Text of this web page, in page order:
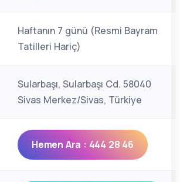
Haftanın 7 günü (Resmi Bayram
Tatilleri Hariç)
Sularbaşı, Sularbaşı Cd. 58040
Sivas Merkez/Sivas, Türkiye
Hemen Ara : 444 28 46